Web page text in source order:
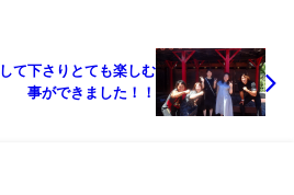
て下さりとても楽しむ
事ができました！！